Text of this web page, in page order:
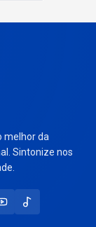
melhor da
Sintonize nos